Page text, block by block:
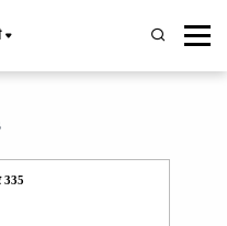
335